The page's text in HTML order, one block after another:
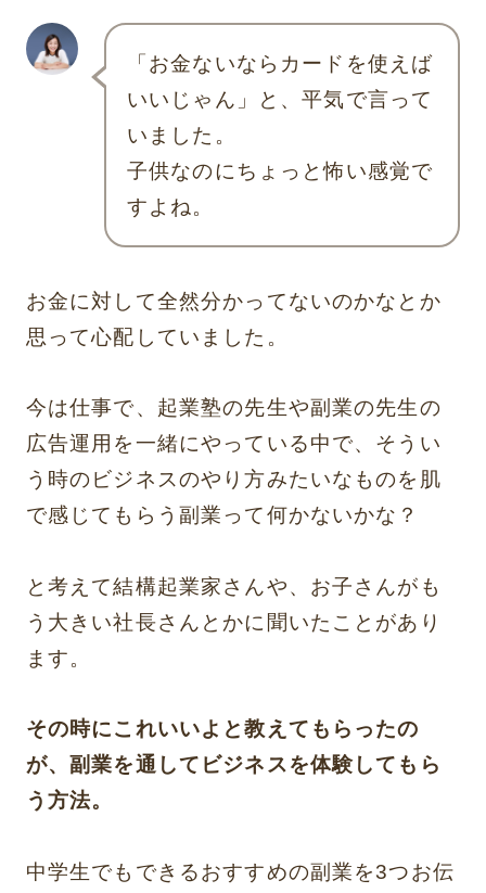
「お金ないならカードを使えば
いいじゃん」と、平気で言って
いました。
子供なのにちょっと怖い感覚で
すよね。
お金に対して全然分かってないのかなとか
思って心配していました。
今は仕事で、起業塾の先生や副業の先生の
広告運用を一緒にやっている中で、そうい
う時のビジネスのやり方みたいなものを肌
で感じてもらう副業って何かないかな？
と考えて結構起業家さんや、お子さんがも
う大きい社長さんとかに聞いたことがあり
ます。
その時にこれいいよと教えてもらったの
が、副業を通してビジネスを体験してもら
う方法。
中学生でもできるおすすめの副業を3つお伝